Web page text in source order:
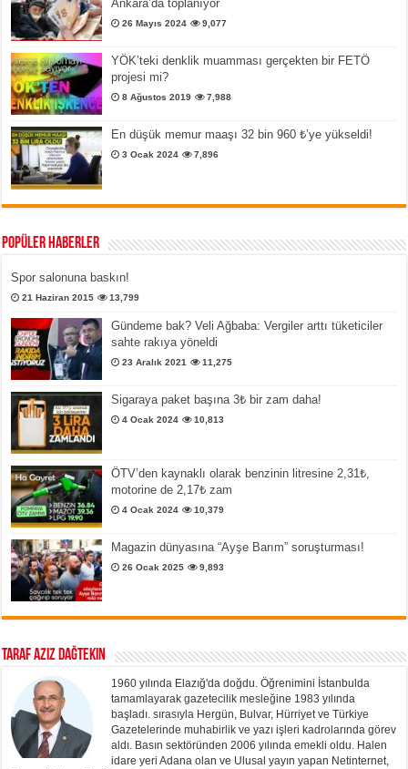
Ankara’da toplanıyor
26 Mayıs 2024 9,077
YÖK’teki denklik muamması gerçekten bir FETÖ
projesi mi?
8 Ağustos 2019 7,988
En düşük memur maaşı 32 bin 960 ₺’ye yükseldi!
3 Ocak 2024 7,896
Popüler Haberler
Spor salonuna baskın!
21 Haziran 2015 13,799
Gündeme bak? Veli Ağbaba: Vergiler arttı tüketiciler
sahte rakıya yöneldi
23 Aralık 2021 11,275
Sigaraya paket başına 3₺ bir zam daha!
4 Ocak 2024 10,813
ÖTV’den kaynaklı olarak benzinin litresine 2,31₺,
motorine de 2,17₺ zam
4 Ocak 2024 10,379
Magazin dünyasına “Ayşe Barım” soruşturması!
26 Ocak 2025 9,893
Taraf Aziz Dağtekin
1960 yılında Elazığ'da doğdu. Öğrenimini İstanbulda
tamamlayarak gazetecilik mesleğine 1983 yılında
başladı. sırasıyla Hergün, Bulvar, Hürriyet ve Türkiye
Gazetelerinde muhabirlik ve yazı işleri kadrolarında görev
aldı. Basın sektöründen 2006 yılında emekli oldu. Halen
idare yeri Adana olan ve Ulusal yayın yapan Netinternet,